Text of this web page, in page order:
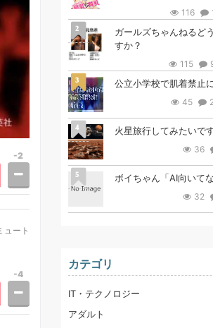
-2
ュート
-4
116
2
ガールズちゃんねるど
すか？
115
3 公立小学校で肌着禁止
45
4 火星旅行してみたいで
36
5 ボイちゃん「AI向いて
32
カテゴリ
IT・テクノロジー
アダルト